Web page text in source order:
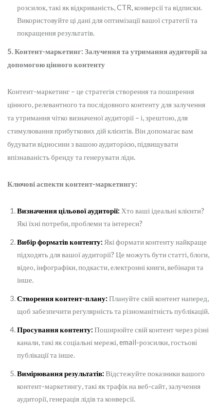
розсилок, такі як відкриваність, CTR, конверсії та відписки.
Використовуйте ці дані для оптимізації вашої стратегії та
покращення результатів.
5. Контент-маркетинг: Залучення та утримання аудиторії за
допомогою цінного контенту
Контент-маркетинг – це стратегія створення та поширення
цінного, релевантного та послідовного контенту для залучення
та утримання чітко визначеної аудиторії – і, зрештою, для
стимулювання прибуткових дій клієнтів. Він допомагає вам
будувати відносини з вашою аудиторією, підвищувати
впізнаваність бренду та генерувати ліди.
Ключові аспекти контент-маркетингу:
Визначення цільової аудиторії: Хто ваші ідеальні клієнти?
Які їхні потреби, проблеми та інтереси?
Вибір форматів контенту: Які формати контенту найкраще
підходять для вашої аудиторії? Це можуть бути статті, блоги,
відео, інфографіки, подкасти, електронні книги, вебінари та
інше.
Створення контент-плану: Плануйте свій контент наперед,
щоб забезпечити регулярність та різноманітність публікацій.
Просування контенту: Поширюйте свій контент через різні
канали, такі як соціальні мережі, email-розсилки, гостьові
публікації та інше.
Вимірювання результатів: Відстежуйте показники вашого
контент-маркетингу, такі як трафік на веб-сайт, залучення
аудиторії, генерація лідів та конверсії.